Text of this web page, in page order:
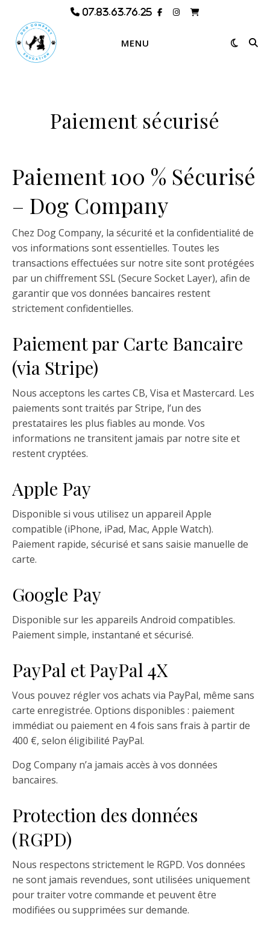
MENU
Paiement sécurisé
Paiement 100 % Sécurisé
– Dog Company
Chez Dog Company, la sécurité et la confidentialité de
vos informations sont essentielles. Toutes les
transactions effectuées sur notre site sont protégées
par un chiffrement SSL (Secure Socket Layer), afin de
garantir que vos données bancaires restent
strictement confidentielles.
Paiement par Carte Bancaire
(via Stripe)
Nous acceptons les cartes CB, Visa et Mastercard. Les
paiements sont traités par Stripe, l’un des
prestataires les plus fiables au monde. Vos
informations ne transitent jamais par notre site et
restent cryptées.
Apple Pay
Disponible si vous utilisez un appareil Apple
compatible (iPhone, iPad, Mac, Apple Watch).
Paiement rapide, sécurisé et sans saisie manuelle de
carte.
Google Pay
Disponible sur les appareils Android compatibles.
Paiement simple, instantané et sécurisé.
PayPal et PayPal 4X
Vous pouvez régler vos achats via PayPal, même sans
carte enregistrée. Options disponibles : paiement
immédiat ou paiement en 4 fois sans frais à partir de
400 €, selon éligibilité PayPal.
Dog Company n’a jamais accès à vos données
bancaires.
Protection des données
(RGPD)
Nous respectons strictement le RGPD. Vos données
ne sont jamais revendues, sont utilisées uniquement
pour traiter votre commande et peuvent être
modifiées ou supprimées sur demande.